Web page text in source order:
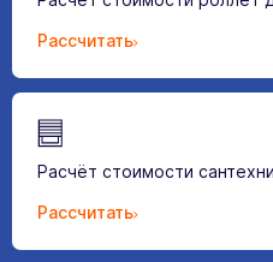
Рассчитать
Расчёт стоимости
Рассчитать